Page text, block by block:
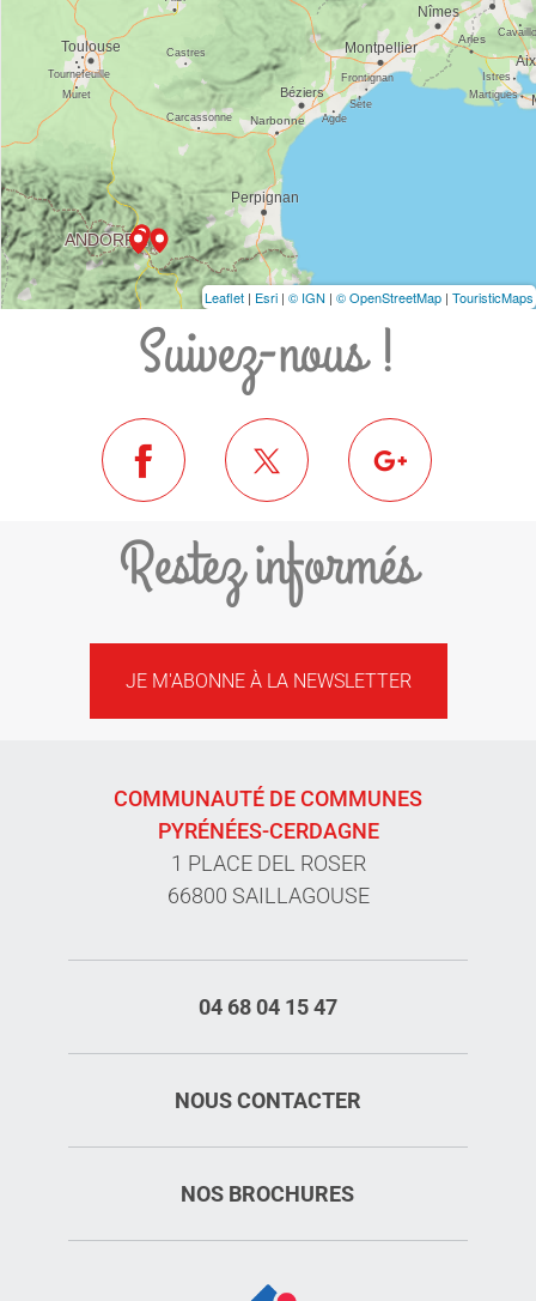
Leaflet | Esri | © IGN | © OpenStreetMap | TouristicMaps
Suivez-nous !
Restez informés
JE M'ABONNE À LA NEWSLETTER
COMMUNAUTÉ DE COMMUNES
PYRÉNÉES-CERDAGNE
1 PLACE DEL ROSER
66800 SAILLAGOUSE
04 68 04 15 47
NOUS CONTACTER
NOS BROCHURES